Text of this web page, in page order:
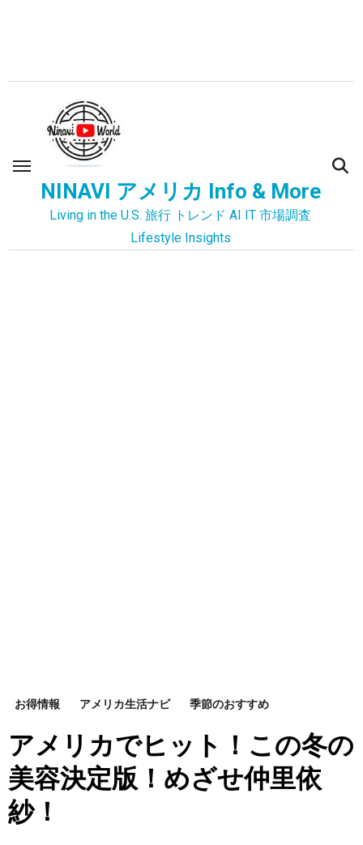
ス
NINAVI アメリカ Info & More
Living in the U.S. 旅行 トレンド AI IT 市場調査
Lifestyle Insights
お得情報 アメリカ生活ナビ 季節のおすすめ
アメリカでヒット！この冬の
美容決定版！めざせ仲里依
紗！